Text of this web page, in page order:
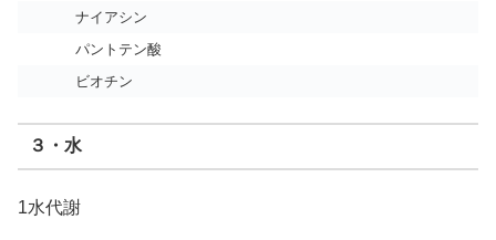
ナイアシン
パントテン酸
ビオチン
３・水
1水代謝